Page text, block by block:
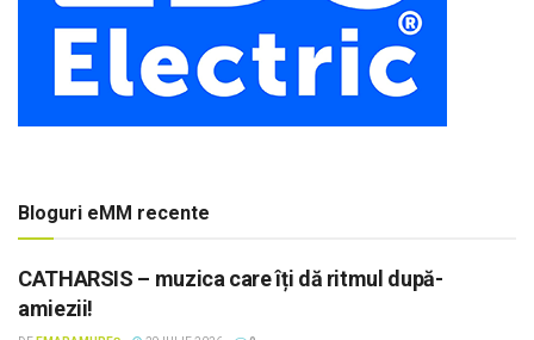
Bloguri eMM recente
CATHARSIS – muzica care îți dă ritmul după-
amiezii!